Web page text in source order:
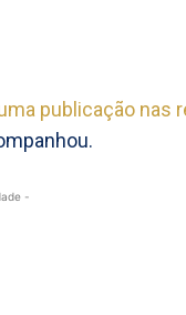
publicação nas
-